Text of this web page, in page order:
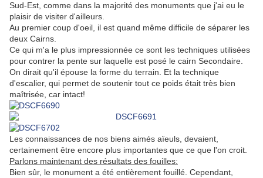
Sud-Est, comme dans la majorité des monuments que j'ai eu le
plaisir de visiter d'ailleurs.
Au premier coup d'oeil, il est quand même difficile de séparer les
deux Cairns.
Ce qui m'a le plus impressionnée ce sont les techniques utilisées
pour contrer la pente sur laquelle est posé le cairn Secondaire.
On dirait qu'il épouse la forme du terrain. Et la technique
d'escalier, qui permet de soutenir tout ce poids était très bien
maîtrisée, car intact!
Les connaissances de nos biens aimés aïeuls, devaient,
certainement être encore plus importantes que ce que l'on croit.
Parlons maintenant des résultats des fouilles:
Bien sûr, le monument a été entièrement fouillé. Cependant,